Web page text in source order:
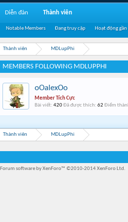
Thành viên MDLupPhi
MEMBERS FOLLOWING MDLUPPHI
oOalexOo
Member Tích Cực
Bài viết: 420Đã được thích: 62 Điểm
Thành viên MDLupPhi
Diễn đàn Thành viên
Notable Members Đang truy cập Hoạt động gần
Forum software by XenForo™ ©2010-2014 XenForo Ltd.